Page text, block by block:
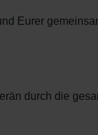
Eurer
durch die